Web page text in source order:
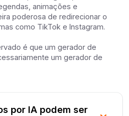
animações e
poderosa de redirecionar o
como TikTok e Instagram.
é que um gerador de
um gerador de
por IA podem ser